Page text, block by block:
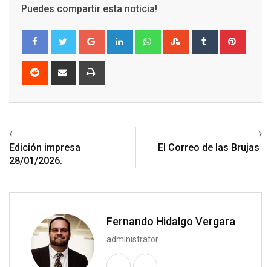
Puedes compartir esta noticia!
Google+ LinkedIn WhatsappStumbleUpon
Tumblr
Reddit
Share
Edición impresa
28/01/2026.
El Correo de las Brujas
Fernando Hidalgo Vergara
administrator